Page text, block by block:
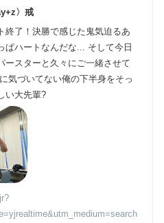
〉戒
終了！決勝で感じた鬼気迫るあ
ぱハートなんだな... そして今日
ースターと久々にご一緒させて
気づいてない俺の下半身をそっ
い大先輩?